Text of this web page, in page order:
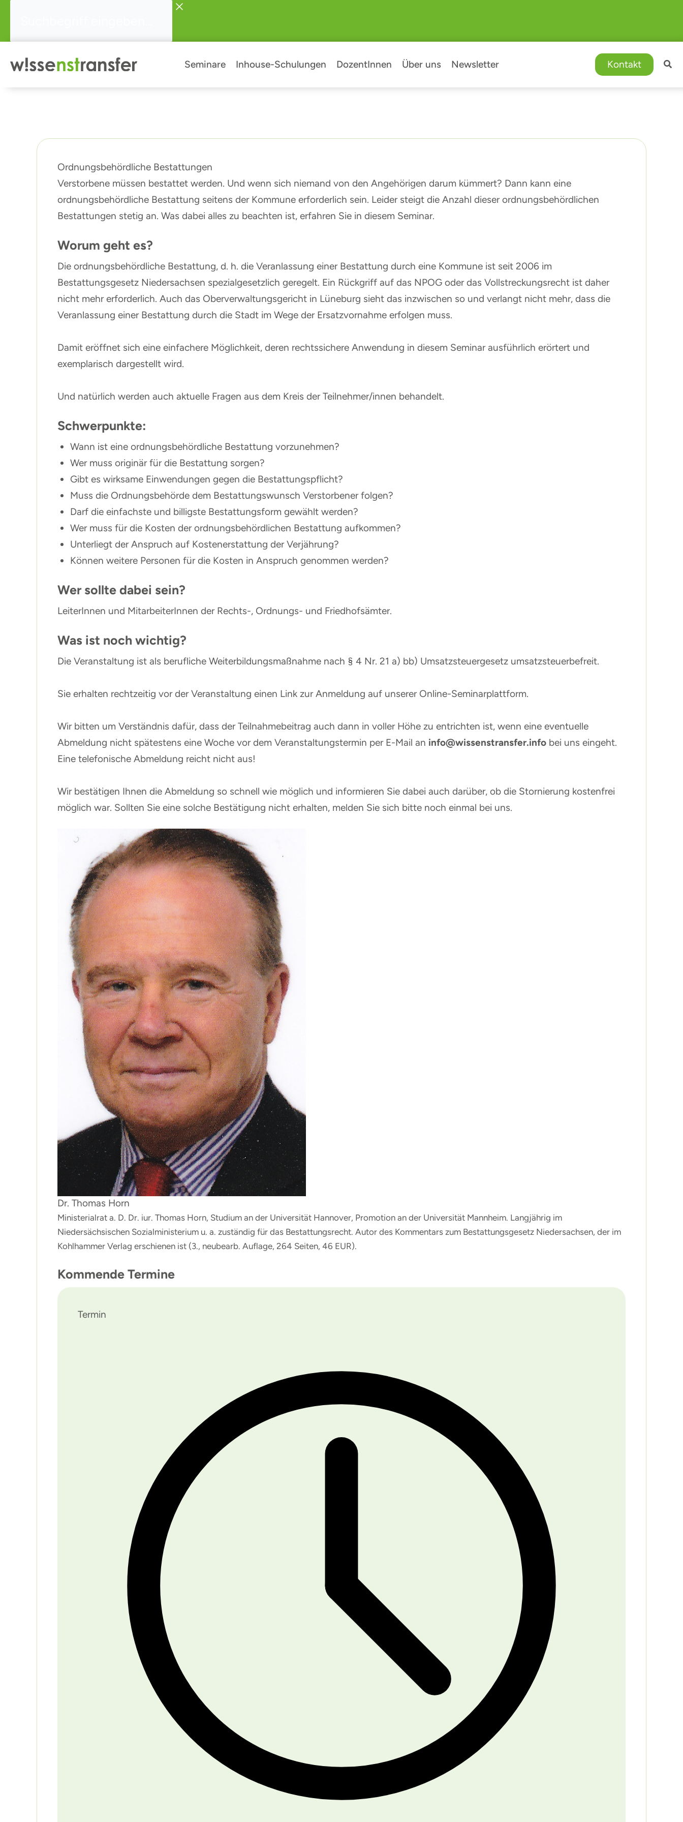
springen
Seminare Inhouse-Schulungen DozentInnen Über uns Newsletter Kontakt
Ordnungsbehördliche Bestattungen
Verstorbene müssen bestattet werden. Und wenn sich niemand von den Angehörigen darum kümmert? Dann kann eine
ordnungsbehördliche Bestattung seitens der Kommune erforderlich sein. Leider steigt die Anzahl dieser ordnungsbehördlichen
Bestattungen stetig an. Was dabei alles zu beachten ist, erfahren Sie in diesem Seminar.
Worum geht es?
Die ordnungsbehördliche Bestattung, d. h. die Veranlassung einer Bestattung durch eine Kommune ist seit 2006 im
Bestattungsgesetz Niedersachsen spezialgesetzlich geregelt. Ein Rückgriff auf das NPOG oder das Vollstreckungsrecht ist daher
nicht mehr erforderlich. Auch das Oberverwaltungsgericht in Lüneburg sieht das inzwischen so und verlangt nicht mehr, dass die
Veranlassung einer Bestattung durch die Stadt im Wege der Ersatzvornahme erfolgen muss.
Damit eröffnet sich eine einfachere Möglichkeit, deren rechtssichere Anwendung in diesem Seminar ausführlich erörtert und
exemplarisch dargestellt wird.
Und natürlich werden auch aktuelle Fragen aus dem Kreis der Teilnehmer/innen behandelt.
Schwerpunkte:
Wann ist eine ordnungsbehördliche Bestattung vorzunehmen?
Wer muss originär für die Bestattung sorgen?
Gibt es wirksame Einwendungen gegen die Bestattungspflicht?
Muss die Ordnungsbehörde dem Bestattungswunsch Verstorbener folgen?
Darf die einfachste und billigste Bestattungsform gewählt werden?
Wer muss für die Kosten der ordnungsbehördlichen Bestattung aufkommen?
Unterliegt der Anspruch auf Kostenerstattung der Verjährung?
Können weitere Personen für die Kosten in Anspruch genommen werden?
Wer sollte dabei sein?
LeiterInnen und MitarbeiterInnen der Rechts-, Ordnungs- und Friedhofsämter.
Was ist noch wichtig?
Die Veranstaltung ist als berufliche Weiterbildungsmaßnahme nach § 4 Nr. 21 a) bb) Umsatzsteuergesetz umsatzsteuerbefreit.
Sie erhalten rechtzeitig vor der Veranstaltung einen Link zur Anmeldung auf unserer Online-Seminarplattform.
Wir bitten um Verständnis dafür, dass der Teilnahmebeitrag auch dann in voller Höhe zu entrichten ist, wenn eine eventuelle
Abmeldung nicht spätestens eine Woche vor dem Veranstaltungstermin per E-Mail an info@wissenstransfer.info bei uns eingeht.
Eine telefonische Abmeldung reicht nicht aus!
Wir bestätigen Ihnen die Abmeldung so schnell wie möglich und informieren Sie dabei auch darüber, ob die Stornierung kostenfrei
möglich war. Sollten Sie eine solche Bestätigung nicht erhalten, melden Sie sich bitte noch einmal bei uns.
Dr. Thomas Horn
Ministerialrat a. D. Dr. iur. Thomas Horn, Studium an der Universität Hannover, Promotion an der Universität Mannheim. Langjährig im
Niedersächsischen Sozialministerium u. a. zuständig für das Bestattungsrecht. Autor des Kommentars zum Bestattungsgesetz Niedersachsen, der im
Kohlhammer Verlag erschienen ist (3., neubearb. Auflage, 264 Seiten, 46 EUR).
Kommende Termine
Termin